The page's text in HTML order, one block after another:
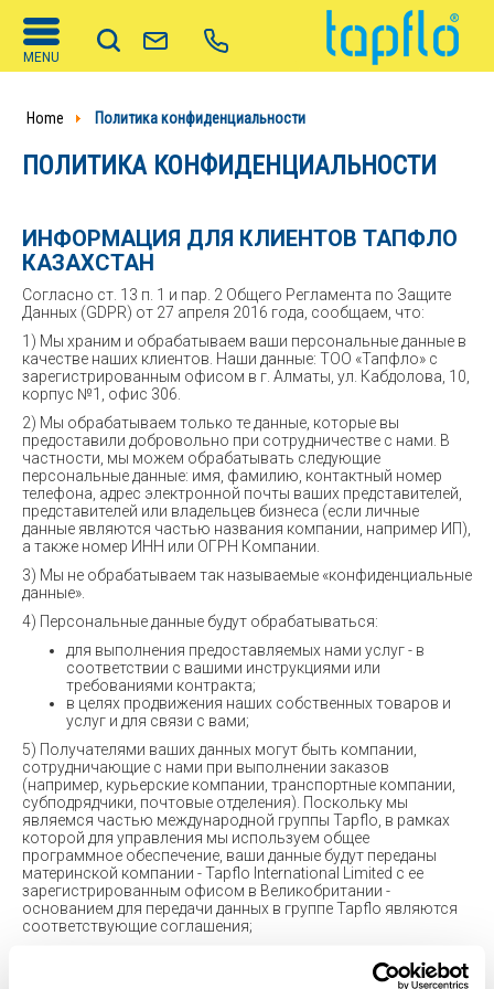
MENU
Home Политика конфиденциальности
ПОЛИТИКА КОНФИДЕНЦИАЛЬНОСТИ
ИНФОРМАЦИЯ ДЛЯ КЛИЕНТОВ ТАПФЛО
КАЗАХСТАН
Согласно ст. 13 п. 1 и пар. 2 Общего Регламента по Защите
Данных (GDPR) от 27 апреля 2016 года, cообщаем, что:
1) Мы храним и обрабатываем ваши персональные данные в
качестве наших клиентов. Наши данные: ТОО «Тапфло» с
зарегистрированным офисом в г. Алматы, ул. Кабдолова, 10,
корпус №1, офис 306.
2) Мы обрабатываем только те данные, которые вы
предоставили добровольно при сотрудничестве с нами. В
частности, мы можем обрабатывать следующие
персональные данные: имя, фамилию, контактный номер
телефона, адрес электронной почты ваших представителей,
представителей или владельцев бизнеса (если личные
данные являются частью названия компании, например ИП),
а также номер ИНН или ОГРН Компании.
3) Мы не обрабатываем так называемые «конфиденциальные
данные».
4) Персональные данные будут обрабатываться:
для выполнения предоставляемых нами услуг - в
соответствии с вашими инструкциями или
требованиями контракта;
в целях продвижения наших собственных товаров и
услуг и для связи с вами;
5) Получателями ваших данных могут быть компании,
сотрудничающие с нами при выполнении заказов
(например, курьерские компании, транспортные компании,
субподрядчики, почтовые отделения). Поскольку мы
являемся частью международной группы Tapflo, в рамках
которой для управления мы используем общее
программное обеспечение, ваши данные будут переданы
материнской компании - Tapflo International Limited с ее
зарегистрированным офисом в Великобритании -
основанием для передачи данных в группе Tapflo являются
соответствующие соглашения;
соглашение, добровольное согласие и юридически